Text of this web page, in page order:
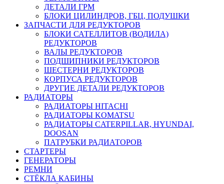
ДЕТАЛИ ГРМ
БЛОКИ ЦИЛИНДРОВ, ГБЦ, ПОДУШКИ
ЗАПЧАСТИ ДЛЯ РЕДУКТОРОВ
БЛОКИ САТЕЛЛИТОВ (ВОДИЛА)
РЕДУКТОРОВ
ВАЛЫ РЕДУКТОРОВ
ПОДШИПНИКИ РЕДУКТОРОВ
ШЕСТЕРНИ РЕДУКТОРОВ
КОРПУСА РЕДУКТОРОВ
ДРУГИЕ ДЕТАЛИ РЕДУКТОРОВ
РАДИАТОРЫ
РАДИАТОРЫ HITACHI
РАДИАТОРЫ KOMATSU
РАДИАТОРЫ CATERPILLAR, HYUNDAI,
DOOSAN
ПАТРУБКИ РАДИАТОРОВ
СТАРТЕРЫ
ГЕНЕРАТОРЫ
РЕМНИ
СТЁКЛА КАБИНЫ